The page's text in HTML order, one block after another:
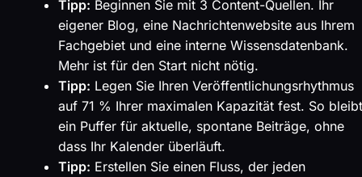
Tipp: Beginnen Sie mit 3 Content-Quellen. Ihr
eigener Blog, eine Nachrichtenwebsite aus Ihrem
Fachgebiet und eine interne Wissensdatenbank.
Mehr ist für den Start nicht nötig.
Tipp: Legen Sie Ihren Veröffentlichungsrhythmus
auf 71 % Ihrer maximalen Kapazität fest. So bleibt
ein Puffer für aktuelle, spontane Beiträge, ohne
dass Ihr Kalender überläuft.
Tipp: Erstellen Sie einen Fluss, der jeden